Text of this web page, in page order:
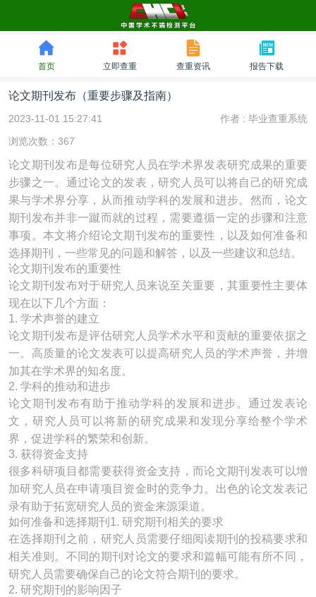
首页 立即查重 查重资讯 报告下载
论文期刊发布（重要步骤及指南）
2023-11-01 15:27:41 作者 : 毕业查重系统
浏览次数：367
论文期刊发布是每位研究人员在学术界发表研究成果的重要
步骤之一。通过论文的发表，研究人员可以将自己的研究成
果与学术界分享，从而推动学科的发展和进步。然而，论文
期刊发布并非一蹴而就的过程，需要遵循一定的步骤和注意
事项。本文将介绍论文期刊发布的重要性，以及如何准备和
选择期刊，一些常见的问题和解答，以及一些建议和总结。
论文期刊发布的重要性
论文期刊发布对于研究人员来说至关重要，其重要性主要体
现在以下几个方面：
1. 学术声誉的建立
论文期刊发布是评估研究人员学术水平和贡献的重要依据之
一。高质量的论文发表可以提高研究人员的学术声誉，并增
加其在学术界的知名度。
2. 学科的推动和进步
论文期刊发布有助于推动学科的发展和进步。通过发表论
文，研究人员可以将新的研究成果和发现分享给整个学术
界，促进学科的繁荣和创新。
3. 获得资金支持
很多科研项目都需要获得资金支持，而论文期刊发表可以增
加研究人员在申请项目资金时的竞争力。出色的论文发表记
录有助于拓宽研究人员的资金来源渠道。
如何准备和选择期刊1. 研究期刊相关的要求
在选择期刊之前，研究人员需要仔细阅读期刊的投稿要求和
相关准则。不同的期刊对论文的要求和篇幅可能有所不同，
研究人员需要确保自己的论文符合期刊的要求。
2. 研究期刊的影响因子